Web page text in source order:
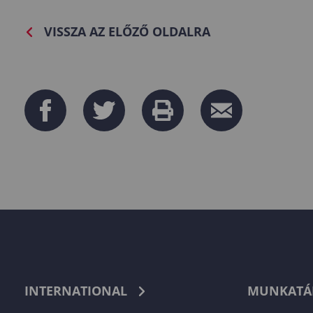
VISSZA AZ ELŐZŐ OLDALRA
INTERNATIONAL